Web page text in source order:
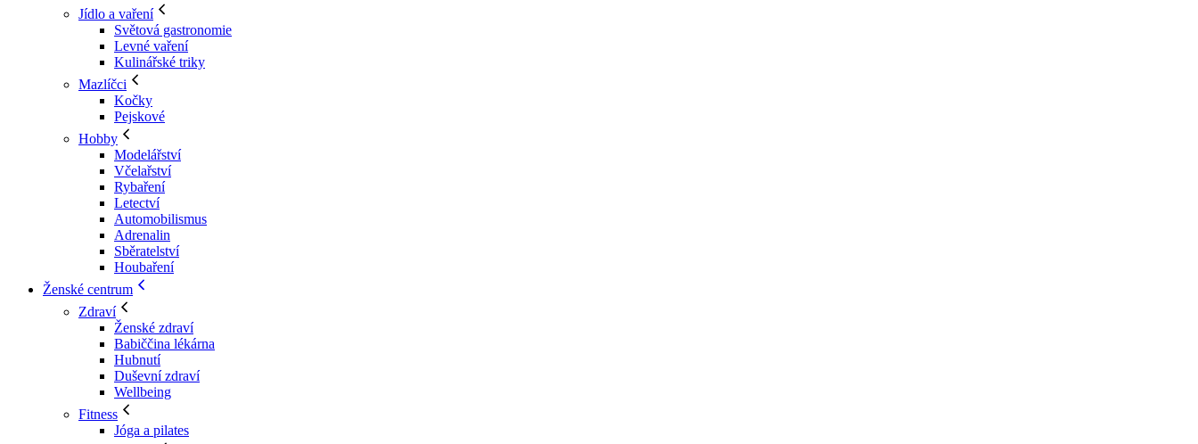
Jídlo a vaření
Světová gastronomie
Levné vaření
Kulinářské triky
Mazlíčci
Kočky
Pejskové
Hobby
Modelářství
Včelařství
Rybaření
Letectví
Automobilismus
Adrenalin
Sběratelství
Houbaření
Ženské centrum
Zdraví
Ženské zdraví
Babiččina lékárna
Hubnutí
Duševní zdraví
Wellbeing
Fitness
Jóga a pilates